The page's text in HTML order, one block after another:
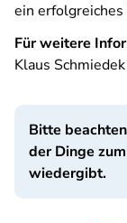
ein
Für weitere
Klaus
Bitte
der Dinge
wiedergibt.